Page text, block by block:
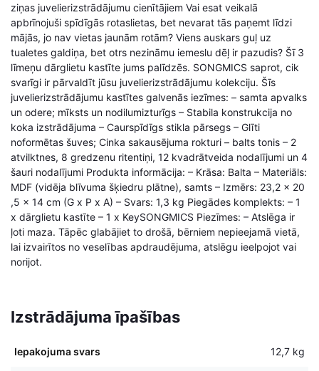
ziņas juvelierizstrādājumu cienītājiem Vai esat veikalā
apbrīnojuši spīdīgās rotaslietas, bet nevarat tās paņemt līdzi
mājās, jo nav vietas jaunām rotām? Viens auskars guļ uz
tualetes galdiņa, bet otrs nezināmu iemeslu dēļ ir pazudis? Šī 3
līmeņu dārglietu kastīte jums palīdzēs. SONGMICS saprot, cik
svarīgi ir pārvaldīt jūsu juvelierizstrādājumu kolekciju. Šīs
juvelierizstrādājumu kastītes galvenās iezīmes: – samta apvalks
un odere; mīksts un nodilumizturīgs – Stabila konstrukcija no
koka izstrādājuma – Caurspīdīgs stikla pārsegs – Glīti
noformētas šuves; Cinka sakausējuma rokturi – balts tonis – 2
atvilktnes, 8 gredzenu ritentiņi, 12 kvadrātveida nodalījumi un 4
šauri nodalījumi Produkta informācija: – Krāsa: Balta – Materiāls:
MDF (vidēja blīvuma šķiedru plātne), samts – Izmērs: 23,2 x 20
,5 x 14 cm (G x P x A) – Svars: 1,3 kg Piegādes komplekts: – 1
x dārglietu kastīte – 1 x KeySONGMICS Piezīmes: – Atslēga ir
ļoti maza. Tāpēc glabājiet to drošā, bērniem nepieejamā vietā,
lai izvairītos no veselības apdraudējuma, atslēgu ieelpojot vai
norijot.
Izstrādājuma īpašības
Iepakojuma svars 12,7 kg